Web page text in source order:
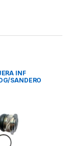
INF
SANDERO